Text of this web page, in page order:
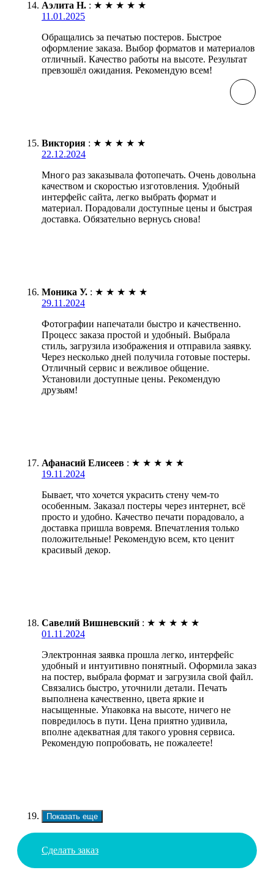
Аэлита Н. : ★ ★ ★ ★ ★
11.01.2025
Обращались за печатью постеров. Быстрое
оформление заказа. Выбор форматов и материалов
отличный. Качество работы на высоте. Результат
превзошёл ожидания. Рекомендую всем!
Виктория : ★ ★ ★ ★ ★
22.12.2024
Много раз заказывала фотопечать. Очень довольна
качеством и скоростью изготовления. Удобный
интерфейс сайта, легко выбрать формат и
материал. Порадовали доступные цены и быстрая
доставка. Обязательно вернусь снова!
Моника У. : ★ ★ ★ ★ ★
29.11.2024
Фотографии напечатали быстро и качественно.
Процесс заказа простой и удобный. Выбрала
стиль, загрузила изображения и отправила заявку.
Через несколько дней получила готовые постеры.
Отличный сервис и вежливое общение.
Установили доступные цены. Рекомендую
друзьям!
Афанасий Елисеев : ★ ★ ★ ★ ★
19.11.2024
Бывает, что хочется украсить стену чем-то
особенным. Заказал постеры через интернет, всё
просто и удобно. Качество печати порадовало, а
доставка пришла вовремя. Впечатления только
положительные! Рекомендую всем, кто ценит
красивый декор.
Савелий Вишневский : ★ ★ ★ ★ ★
01.11.2024
Электронная заявка прошла легко, интерфейс
удобный и интуитивно понятный. Оформила заказ
на постер, выбрала формат и загрузила свой файл.
Связались быстро, уточнили детали. Печать
выполнена качественно, цвета яркие и
насыщенные. Упаковка на высоте, ничего не
повредилось в пути. Цена приятно удивила,
вполне адекватная для такого уровня сервиса.
Рекомендую попробовать, не пожалеете!
Показать еще
Сделать заказ